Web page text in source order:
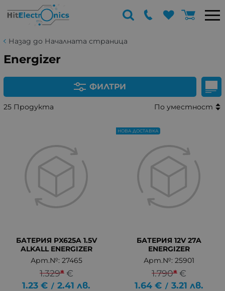
Назад до Началната страница
Energizer
ФИЛТРИ
25 Продукта По уместност
БАТЕРИЯ PX625A 1.5V
ALKALL ENERGIZER
Арт.№: 27465
1.329* €
1.23 € / 2.41 лв.
БАТЕРИЯ 12V 27A
ENERGIZER
Арт.№: 25901
1.790* €
1.64 € / 3.21 лв.
НОВА ДОСТАВКА